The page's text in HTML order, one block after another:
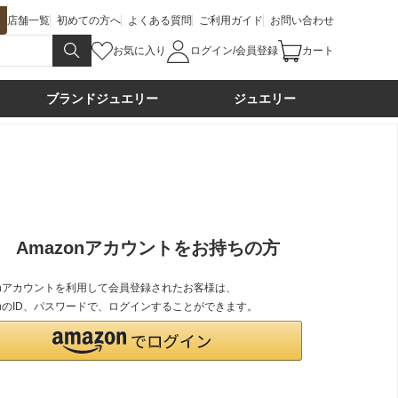
店舗一覧 初めての方へ よくある質問 ご利用ガイド お問い合わせ
お気に入り ログイン/会員登録 カート
ブランドジュエリー ジュエリー
Amazonアカウントをお持ちの方
カウントを利用して会員登録されたお客様は、
ID、パスワードで、ログインすることができます。